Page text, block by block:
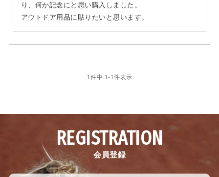
り、何か記念にと思い購入しました。
アウトドア用品に貼りたいと思います。
1件中 1-1件表示
REGISTRATION
会員登録